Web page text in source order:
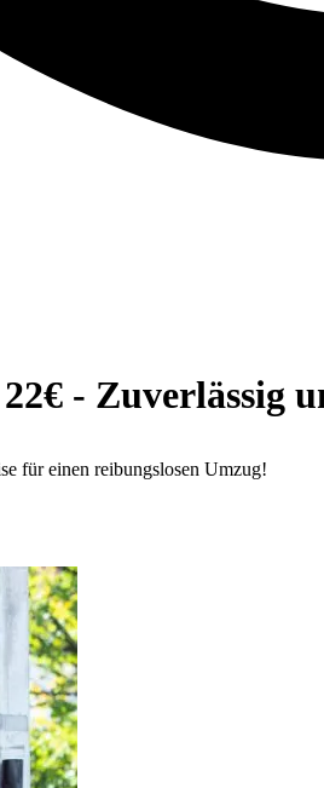
- Zuverlässig
für einen reibungslosen Umzug!